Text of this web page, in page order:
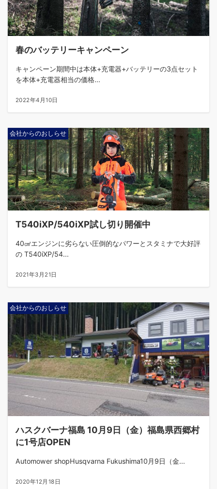
春のバッテリーキャンペーン
キャンペーン期間中は本体+充電器+バッテリーの3点セット
を本体+充電器相当の価格...
2022年4月10日
会社からのおしらせ
T540iXP/540iXP試し切り開催中
40㎤エンジンに劣らない圧倒的なパワーとスタミナで大好評
の T540iXP/54...
2021年3月21日
会社からのおしらせ
ハスクバーナ福島 10月9日（金）福島県西郷村
に1号店OPEN
Automower shopHusqvarna Fukushima10月9日（金...
2020年12月18日